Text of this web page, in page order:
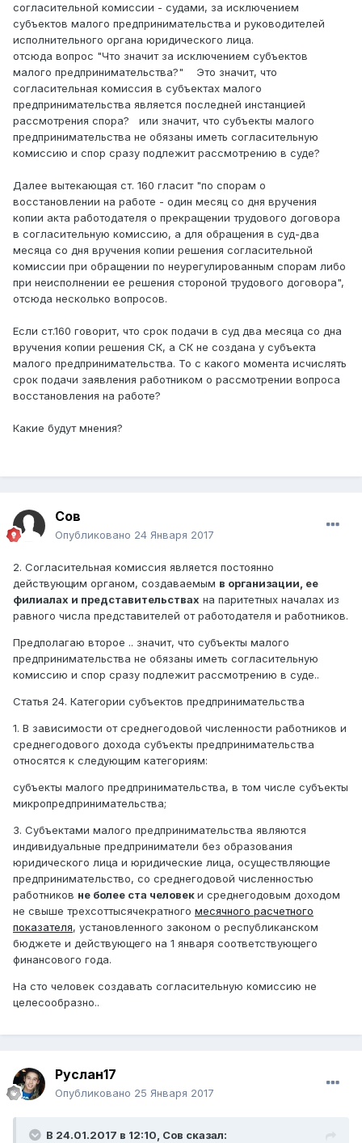
согласительной комиссии - судами, за исключением
субъектов малого предпринимательства и руководителей
исполнительного органа юридического лица.
отсюда вопрос "Что значит за исключением субъектов
малого предпринимательства?" Это значит, что
согласительная комиссия в субъектах малого
предпринимательства является последней инстанцией
рассмотрения спора? или значит, что субъекты малого
предпринимательства не обязаны иметь согласительную
комиссию и спор сразу подлежит рассмотрению в суде?
Далее вытекающая ст. 160 гласит "по спорам о
восстановлении на работе - один месяц со дня вручения
копии акта работодателя о прекращении трудового договора
в согласительную комиссию, а для обращения в суд-два
месяца со дня вручения копии решения согласительной
комиссии при обращении по неурегулированным спорам либо
при неисполнении ее решения стороной трудового договора",
отсюда несколько вопросов.
Если ст.160 говорит, что срок подачи в суд два месяца со дна
вручения копии решения СК, а СК не создана у субъекта
малого предпринимательства. То с какого момента исчислять
срок подачи заявления работником о рассмотрении вопроса
восстановления на работе?
Какие будут мнения?
Сов
Опубликовано 24 Января 2017
2. Согласительная комиссия является постоянно
действующим органом, создаваемым в организации, ее
филиалах и представительствах на паритетных началах из
равного числа представителей от работодателя и работников.
Предполагаю второе .. значит, что субъекты малого
предпринимательства не обязаны иметь согласительную
комиссию и спор сразу подлежит рассмотрению в суде..
Статья 24. Категории субъектов предпринимательства
1. В зависимости от среднегодовой численности работников и
среднегодового дохода субъекты предпринимательства
относятся к следующим категориям:
субъекты малого предпринимательства, в том числе субъекты
микропредпринимательства;
3. Субъектами малого предпринимательства являются
индивидуальные предприниматели без образования
юридического лица и юридические лица, осуществляющие
предпринимательство, со среднегодовой численностью
работников не более ста человеки среднегодовым доходом
не свыше трехсоттысячекратного месячного расчетного
показателя, установленного законом о республиканском
бюджете и действующего на 1 января соответствующего
финансового года.
На сто человек создавать согласительную комиссию не
целесообразно..
Руслан17
Опубликовано 25 Января 2017
В 24.01.2017 в 12:10, Сов сказал: